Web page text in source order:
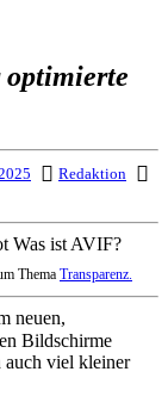
Redaktion
Thema Transparenz.
neuen,
Bildschirme
auch viel kleiner